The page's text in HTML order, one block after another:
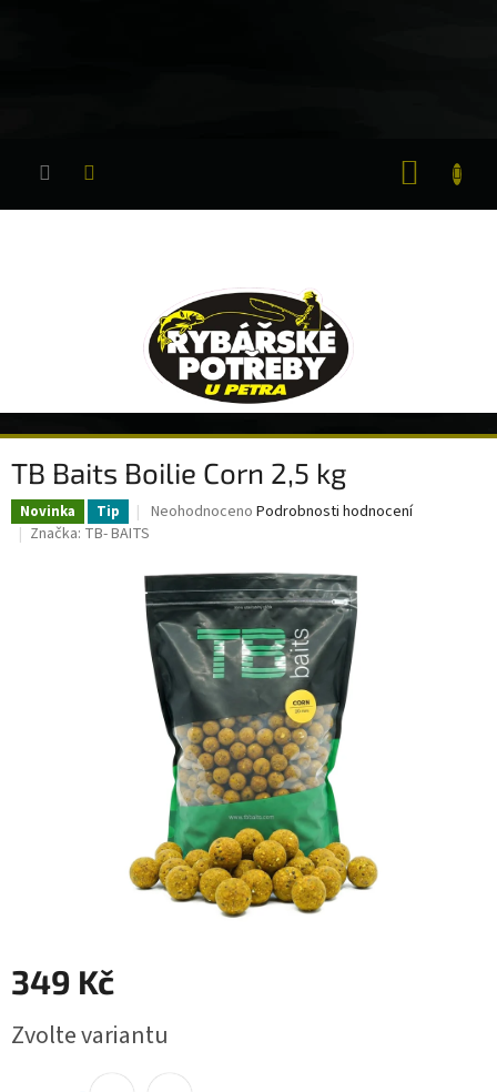
TB Baits Boilie Corn 2,5 kg
Novinka Tip
Průměrné
je
0,0
5
hvězdiček.
Neohodnoceno Podrobnosti hodnocení
Značka: TB- BAITS
349 Kč
cena:
Zvolte variantu